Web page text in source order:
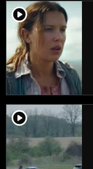
player2
player2